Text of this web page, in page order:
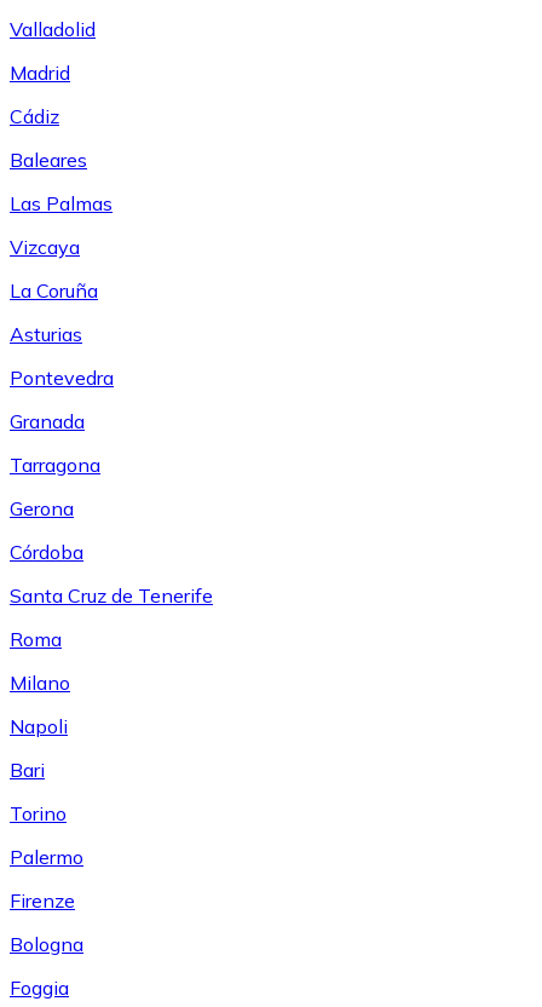
Valladolid
Madrid
Cádiz
Baleares
Las Palmas
Vizcaya
La Coruña
Asturias
Pontevedra
Granada
Tarragona
Gerona
Córdoba
Santa Cruz de Tenerife
Roma
Milano
Napoli
Bari
Torino
Palermo
Firenze
Bologna
Foggia